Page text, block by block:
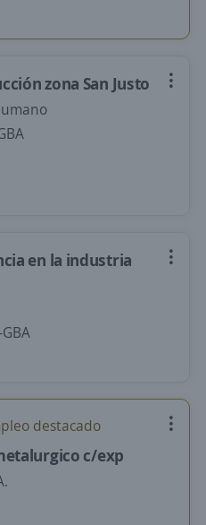
zona San Justo
en la industria
destacado
c/exp